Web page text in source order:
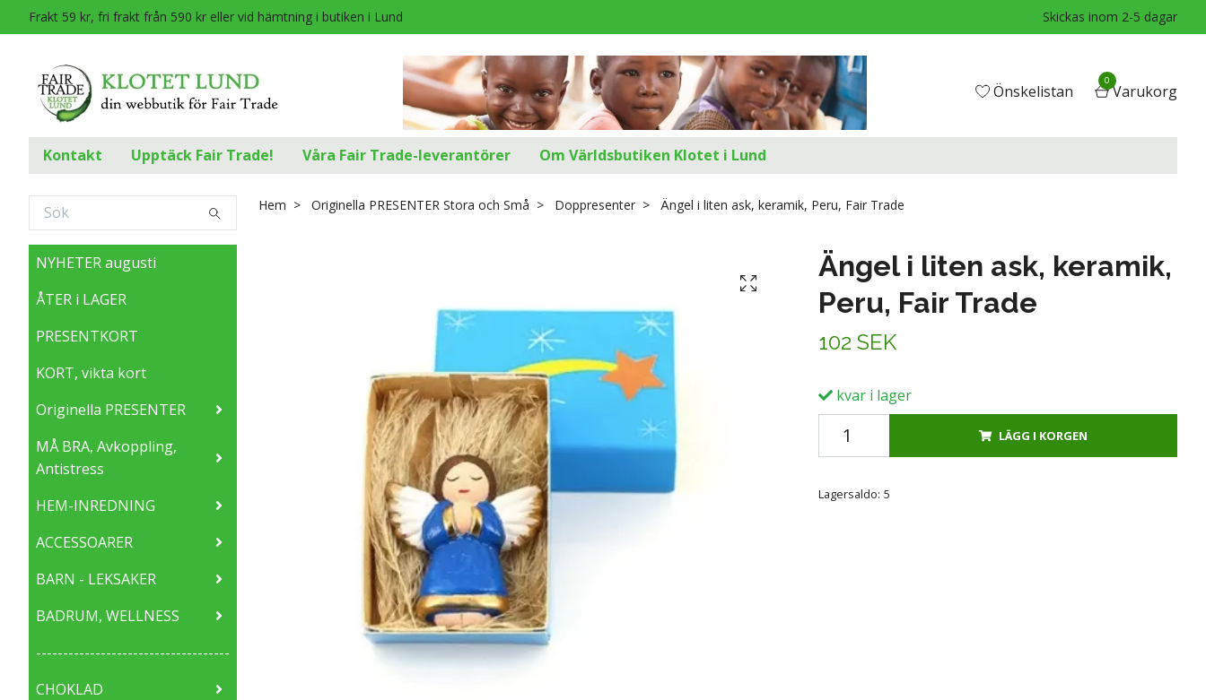
Frakt 59 kr, fri frakt från 590 kr eller vid hämtning i butiken i Lund Skickas inom 2-5 dagar
Önskelistan
0
Varukorg
Kontakt Upptäck Fair Trade! Våra Fair Trade-leverantörer Om Världsbutiken Klotet i Lund
NYHETER augusti
ÅTER i LAGER
PRESENTKORT
KORT, vikta kort
Originella PRESENTER
MÅ BRA, Avkoppling,
Antistress
HEM-INREDNING
ACCESSOARER
BARN - LEKSAKER
BADRUM, WELLNESS
------------------------------------
CHOKLAD
Hem Originella PRESENTER Stora och Små Doppresenter Ängel i liten ask, keramik, Peru, Fair Trade
Ängel i liten ask, keramik,
Peru, Fair Trade
102 SEK
kvar i lager
LÄGG I KORGEN
Lagersaldo: 5